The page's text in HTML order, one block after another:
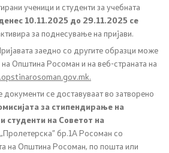
од јавен карактер
ученици и студенти за учебната
10.11.2025 до 29.11.2025 се
за поднесување на пријави.
заедно со другите образци може
Општина Росоман и на веб-страната на
.opstinarosoman.gov.mk.
документи се доставуваат во затворено
за стипендирање на
студенти на Советот на
бр.1А Росоман со
на Општина Росоман, по пошта или